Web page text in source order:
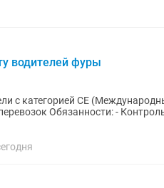
водителей фуры
с категорией СЕ
Обязанности: -